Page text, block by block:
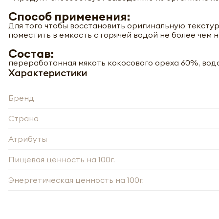
Способ применения:
Для того чтобы восстановить оригинальную
поместить в емкость с горячей водой не более чем
Состав:
переработанная мякоть кокосового ореха 60%,
Характеристики
Бренд
Страна
Атрибуты
Пищевая ценность на 100г.
Энергетическая ценность на 100г.